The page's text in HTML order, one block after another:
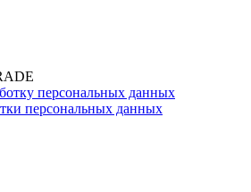
персональных данных
персональных данных